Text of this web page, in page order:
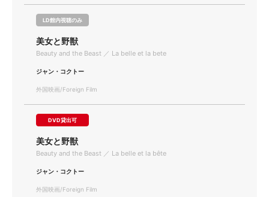
LD館内視聴のみ
美女と野獣
Beauty and the Beast ／ La belle et la bete
ジャン・コクトー
外国映画/Foreign Film
DVD貸出可
美女と野獣
Beauty and the Beast ／ La belle et la bête
ジャン・コクトー
外国映画/Foreign Film